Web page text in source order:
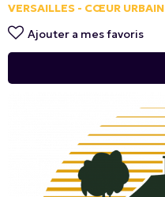
VERSAILLES - CŒUR URBAIN
Ajouter a mes favoris